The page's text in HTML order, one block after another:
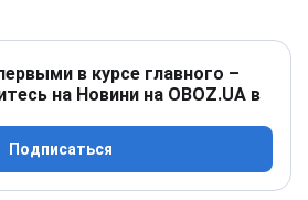
в курсе главного –
на Новини на OBOZ.UA в
Подписаться